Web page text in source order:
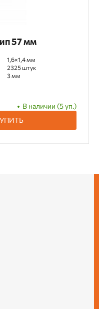
57 мм
1,6×1,4 мм
2325 штук
3 мм
В наличии (5 уп.)